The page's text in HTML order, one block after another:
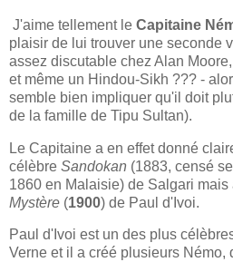
J'aime tellement le Capitaine
plaisir de lui trouver une seconde
assez discutable chez Alan
et même un Hindou-Sikh ??? -
semble bien impliquer qu'il doit
de la famille de Tipu Sultan).
Le Capitaine a en effet donné
célèbre Sandokan (1883, censé
1860 en Malaisie) de Salgari mais
Mystère (1900) de Paul d'Ivoi.
Paul d'Ivoi est un des plus
Verne et il a créé plusieurs Némo,